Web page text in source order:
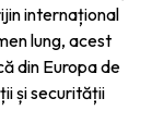
internațional
lung, acest
din Europa de
și securității